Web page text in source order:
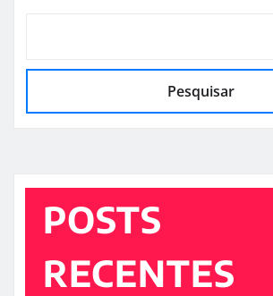
Pesquisar
POSTS
RECENTES